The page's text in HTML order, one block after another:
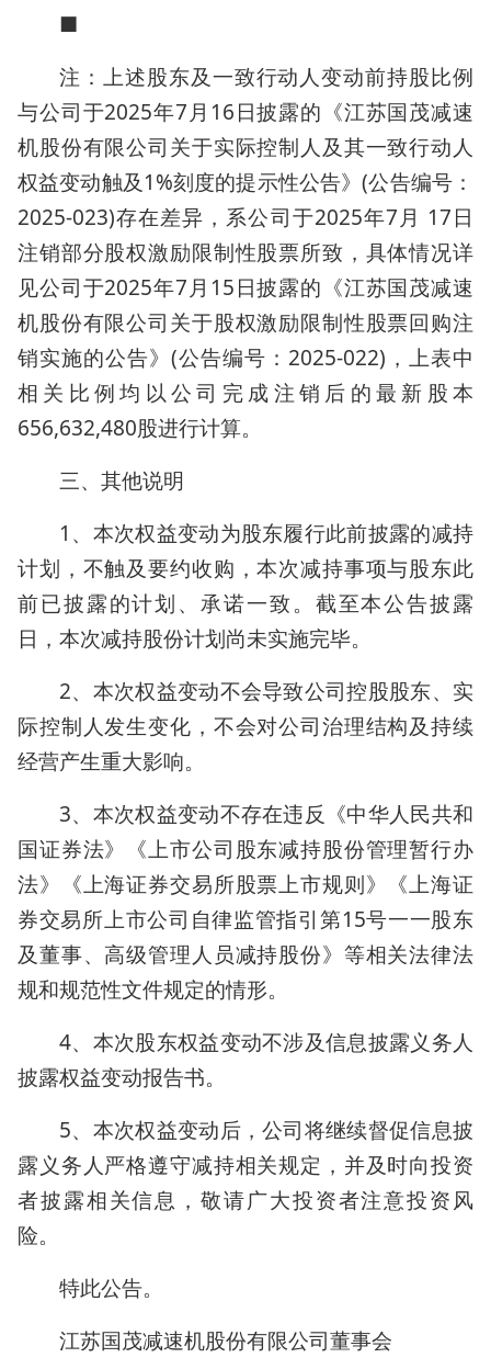
■
注：上述股东及一致行动人变动前持股比例
与公司于2025年7月16日披露的《江苏国茂减速
机股份有限公司关于实际控制人及其一致行动人
权益变动触及1%刻度的提示性公告》(公告编号：
2025-023)存在差异，系公司于2025年7月 17日
注销部分股权激励限制性股票所致，具体情况详
见公司于2025年7月15日披露的《江苏国茂减速
机股份有限公司关于股权激励限制性股票回购注
销实施的公告》(公告编号：2025-022)，上表中
相关比例均以公司完成注销后的最新股本
656,632,480股进行计算。
三、其他说明
1、本次权益变动为股东履行此前披露的减持
计划，不触及要约收购，本次减持事项与股东此
前已披露的计划、承诺一致。截至本公告披露
日，本次减持股份计划尚未实施完毕。
2、本次权益变动不会导致公司控股股东、实
际控制人发生变化，不会对公司治理结构及持续
经营产生重大影响。
3、本次权益变动不存在违反《中华人民共和
国证券法》《上市公司股东减持股份管理暂行办
法》《上海证券交易所股票上市规则》《上海证
券交易所上市公司自律监管指引第15号一一股东
及董事、高级管理人员减持股份》等相关法律法
规和规范性文件规定的情形。
4、本次股东权益变动不涉及信息披露义务人
披露权益变动报告书。
5、本次权益变动后，公司将继续督促信息披
露义务人严格遵守减持相关规定，并及时向投资
者披露相关信息，敬请广大投资者注意投资风
险。
特此公告。
江苏国茂减速机股份有限公司董事会